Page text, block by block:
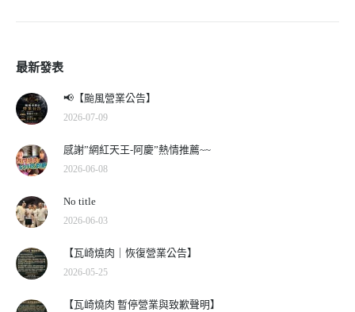
最新發表
📢【颱風營業公告】
2026-07-09
感謝”網紅天王-阿慶”熱情推薦~~
2026-06-08
No title
2026-06-03
【瓦崎燒肉｜恢復營業公告】
2026-05-25
【瓦崎燒肉 暫停營業與致歉聲明】